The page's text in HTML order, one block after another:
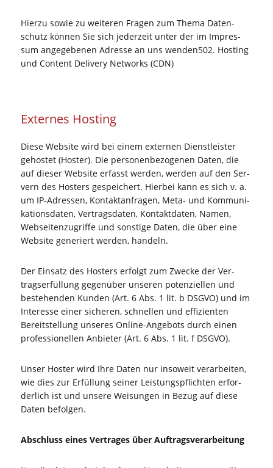
Hier­zu sowie zu wei­te­ren Fra­gen zum The­ma Daten­
schutz kön­nen Sie sich jeder­zeit unter der im Impres­
sum ange­ge­be­nen Adres­se an uns wenden502. Hos­ting
und Con­tent Deli­very Net­works (CDN)
Exter­nes Hosting
Die­se Web­site wird bei einem exter­nen Dienst­leis­ter
gehos­tet (Hos­ter). Die per­so­nen­be­zo­ge­nen Daten, die
auf die­ser Web­site erfasst wer­den, wer­den auf den Ser­
vern des Hos­ters gespei­chert. Hier­bei kann es sich v. a.
um IP-Adres­sen, Kon­takt­an­fra­gen, Meta- und Kom­mu­ni­
ka­ti­ons­da­ten, Ver­trags­da­ten, Kon­takt­da­ten, Namen,
Web­sei­ten­zu­grif­fe und sons­ti­ge Daten, die über eine
Web­site gene­riert wer­den, handeln.
Der Ein­satz des Hos­ters erfolgt zum Zwe­cke der Ver­
trags­er­fül­lung gegen­über unse­ren poten­zi­el­len und
bestehen­den Kun­den (Art. 6 Abs. 1 lit. b DSGVO) und im
Inter­es­se einer siche­ren, schnel­len und effi­zi­en­ten
Bereit­stel­lung unse­res Online-Ange­bots durch einen
pro­fes­sio­nel­len Anbie­ter (Art. 6 Abs. 1 lit. f DSGVO).
Unser Hos­ter wird Ihre Daten nur inso­weit ver­ar­bei­ten,
wie dies zur Erfül­lung sei­ner Leis­tungs­pflich­ten erfor­
der­lich ist und unse­re Wei­sun­gen in Bezug auf die­se
Daten befolgen.
Abschluss eines Ver­tra­ges über Auftragsverarbeitung